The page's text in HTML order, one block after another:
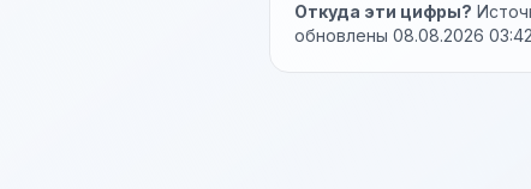
Откуда эти цифры?
обновлены 08.08.2026